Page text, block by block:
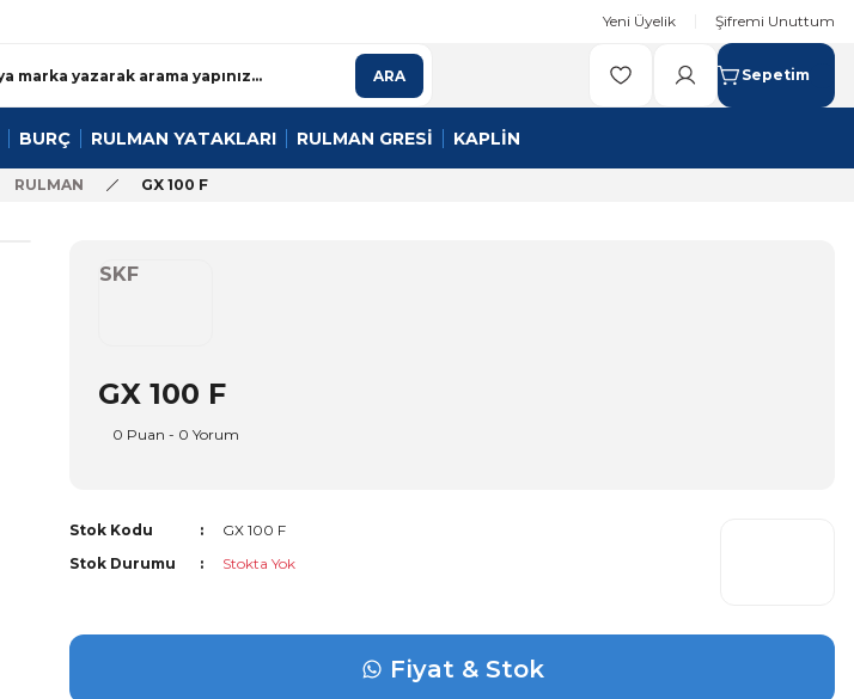
Yeni Üyelik Şifremi Unuttum
ARA Sepetim
BURÇ RULMAN YATAKLARI RULMAN GRESİ KAPLİN
RULMAN GX 100 F
SKF
GX 100 F
0 Puan - 0 Yorum
Stok Kodu
GX 100 F
Stok Durumu
Stokta Yok
Fiyat & Stok